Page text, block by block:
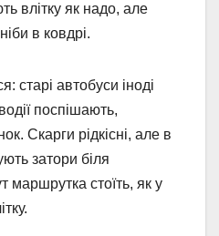
влітку як надо, але
в ковдрі.
старі автобуси іноді
поспішають,
Скарги рідкісні, але в
затори біля
маршрутка стоїть, як у